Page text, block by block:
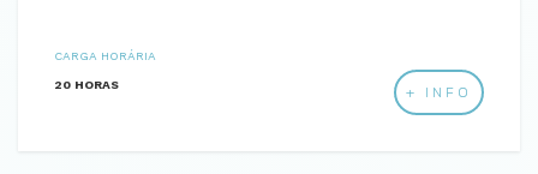
CARGA HORÁRIA
20 HORAS + INFO